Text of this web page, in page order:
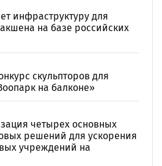
инфраструктуру для
на базе российских
скульпторов для
на балконе»
четырех основных
решений для ускорения
учреждений на